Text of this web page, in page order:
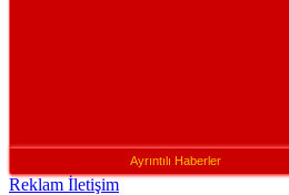
Ayrıntılı Haberler
Reklam İletişim